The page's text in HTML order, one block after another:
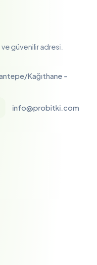
güvenilir adresi.
Kağıthane -
info@probitki.com